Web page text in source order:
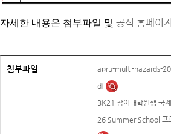
자세한 내용은 첨부파일 및 공식 홈페이지
첨부파일
apru-multi-hazards-
df
BK21 참여대학원생 국
26 Summer School 프